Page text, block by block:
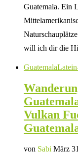
Guatemala. Ein
will ich dir die
Guatemala
Vulkan
von Sabi März